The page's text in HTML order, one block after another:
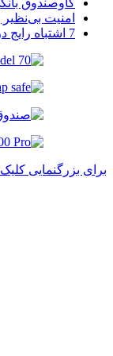
گاوصندوق
امنیت بی‌نظیر
7 اشتباه رایج در انتخاب و استفاده از گاوصندوق خانگی ضد حریق
برای بزرگنمایی کلیک